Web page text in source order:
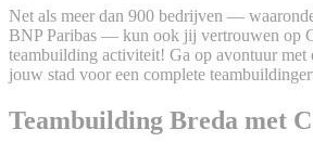
Net als meer dan 900 bedrijven —
BNP Paribas — kun ook jij vertrouwen op
teambuilding activiteit! Ga op avontuur met
jouw stad voor een complete
Teambuilding Breda met